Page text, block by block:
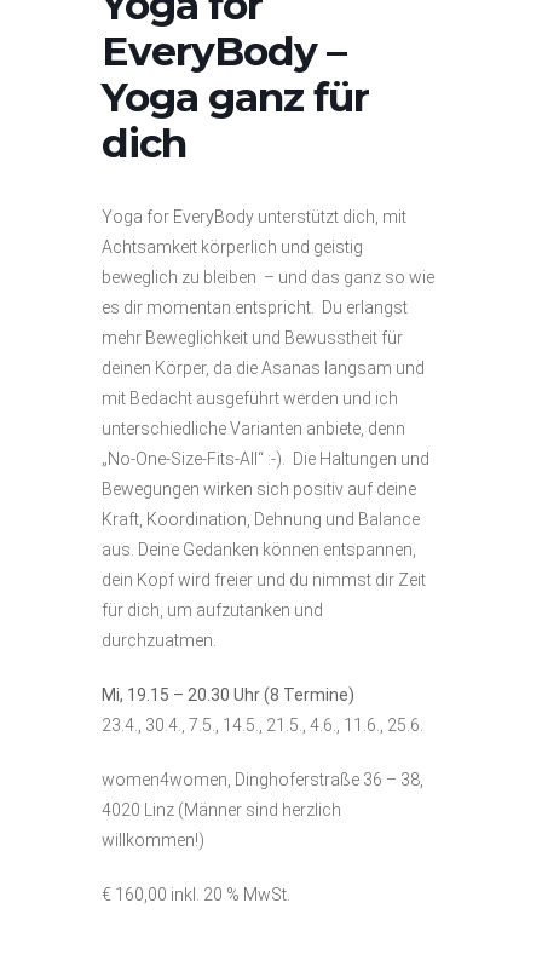
EveryBody –
Yoga ganz für
dich
Yoga for EveryBody unterstützt dich, mit
Achtsamkeit körperlich und geistig
beweglich zu bleiben – und das ganz so wie
es dir momentan entspricht. Du erlangst
mehr Beweglichkeit und Bewusstheit für
deinen Körper, da die Asanas langsam und
mit Bedacht ausgeführt werden und ich
unterschiedliche Varianten anbiete, denn
„No-One-Size-Fits-All“ :-). Die Haltungen und
Bewegungen wirken sich positiv auf deine
Kraft, Koordination, Dehnung und Balance
aus. Deine Gedanken können entspannen,
dein Kopf wird freier und du nimmst dir Zeit
für dich, um aufzutanken und
durchzuatmen.
Mi, 19.15 – 20.30 Uhr (8 Termine)
23.4., 30.4., 7.5., 14.5., 21.5., 4.6., 11.6., 25.6.
women4women, Dinghoferstraße 36 – 38,
4020 Linz (Männer sind herzlich
willkommen!)
€ 160,00 inkl. 20 % MwSt.